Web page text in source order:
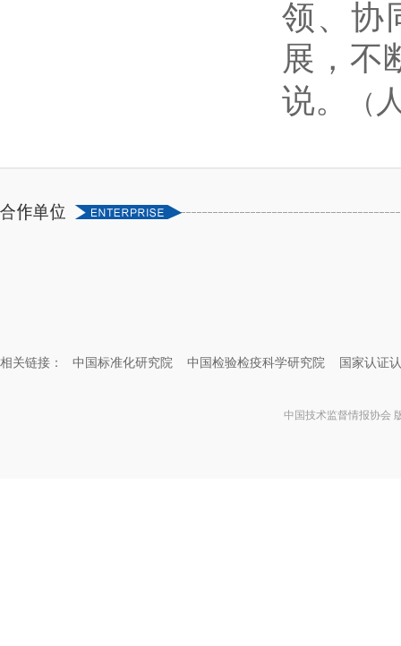
领、协
展，不
说。
（
相关链接： 中国标准化研究院 中国检验检疫科学研究院 国家认证
中国技术监督情报协会